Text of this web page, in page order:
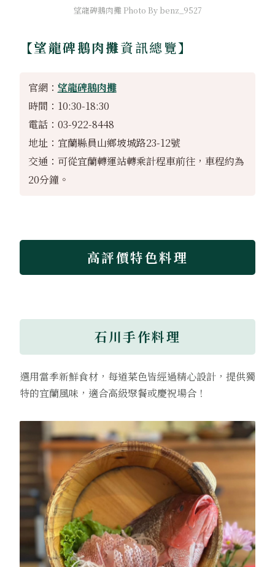
望龍碑鵝肉攤 Photo By benz_9527
【望龍碑鵝肉攤資訊總覽】
官網： 望龍碑鵝肉攤
時間：10:30-18:30
電話：03-922-8448
地址：宜蘭縣員山鄉坡城路23-12號
交通：可從宜蘭轉運站轉乘計程車前往，車程約為
20分鐘。
高評價特色料理
石川手作料理
選用當季新鮮食材，每道菜色皆經過精心設計，提供獨
特的宜蘭風味，適合高級聚餐或慶祝場合！